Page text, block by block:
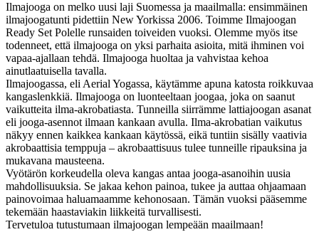
Ilmajooga on melko uusi laji Suomessa ja maailmalla: ensimmäinen
ilmajoogatunti pidettiin New Yorkissa 2006. Toimme Ilmajoogan
Ready Set Polelle runsaiden toiveiden vuoksi. Olemme myös itse
todenneet, että ilmajooga on yksi parhaita asioita, mitä ihminen voi
vapaa-ajallaan tehdä. Ilmajooga huoltaa ja vahvistaa kehoa
ainutlaatuisella tavalla.
Ilmajoogassa, eli Aerial Yogassa, käytämme apuna katosta roikkuvaa
kangaslenkkiä. Ilmajooga on luonteeltaan joogaa, joka on saanut
vaikutteita ilma-akrobatiasta. Tunneilla siirrämme lattiajoogan asanat
eli jooga-asennot ilmaan kankaan avulla. Ilma-akrobatian vaikutus
näkyy ennen kaikkea kankaan käytössä, eikä tuntiin sisälly vaativia
akrobaattisia temppuja – akrobaattisuus tulee tunneille ripauksina ja
mukavana mausteena.
Vyötärön korkeudella oleva kangas antaa jooga-asanoihin uusia
mahdollisuuksia. Se jakaa kehon painoa, tukee ja auttaa ohjaamaan
painovoimaa haluamaamme kehonosaan. Tämän vuoksi pääsemme
tekemään haastaviakin liikkeitä turvallisesti.
Tervetuloa tutustumaan ilmajoogan lempeään maailmaan!